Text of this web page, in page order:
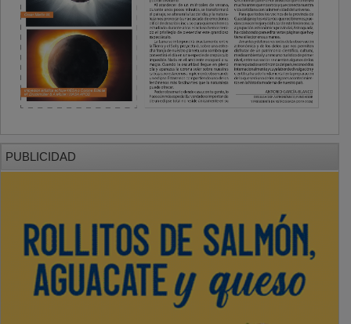
PUBLICIDAD